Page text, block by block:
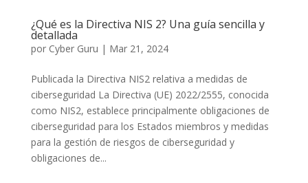
¿Qué es la Directiva NIS 2? Una guía sencilla y
detallada
por Cyber Guru | Mar 21, 2024
Publicada la Directiva NIS2 relativa a medidas de
ciberseguridad La Directiva (UE) 2022/2555, conocida
como NIS2, establece principalmente obligaciones de
ciberseguridad para los Estados miembros y medidas
para la gestión de riesgos de ciberseguridad y
obligaciones de...